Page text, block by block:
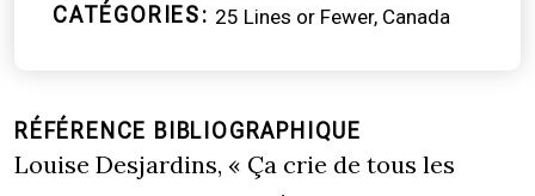
CATÉGORIES 25 Lines or Fewer Canada
RÉFÉRENCE BIBLIOGRAPHIQUE
Louise Desjardins, « Ça crie de tous les